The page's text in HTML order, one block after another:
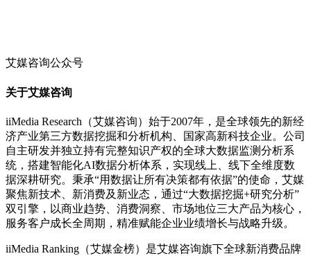
艾媒咨询公众号
关于艾媒咨询
iiMedia Research（艾媒咨询）始于2007年，是全球领先的新经
济产业第三方数据挖掘和分析机构、国家高新科技企业。公司
自主研发并独立持有完整知识产权的全球大数据监测分析系
统，搭建智能化AI数据分析体系，实现线上、线下全维度数
据深耕研究。秉承“用数据让所有决策都有依据”的使命，艾媒
聚焦新技术、新消费及新业态，通过“大数据挖掘+研究分析”
双引擎，以商业趋势、消费洞察、市场地位三大产品为核心，
服务客户成长全周期，精准赋能企业业绩增长与战略升级。
iiMedia Ranking（艾媒金榜）是艾媒咨询旗下全球新消费品牌